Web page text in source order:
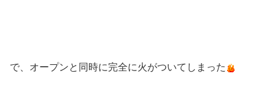
で、オープンと同時に完全に火がついてしまった